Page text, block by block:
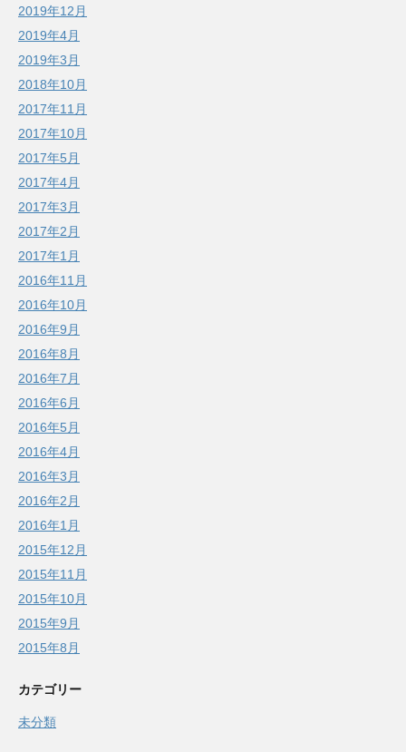
2019年12月
2019年4月
2019年3月
2018年10月
2017年11月
2017年10月
2017年5月
2017年4月
2017年3月
2017年2月
2017年1月
2016年11月
2016年10月
2016年9月
2016年8月
2016年7月
2016年6月
2016年5月
2016年4月
2016年3月
2016年2月
2016年1月
2015年12月
2015年11月
2015年10月
2015年9月
2015年8月
カテゴリー
未分類